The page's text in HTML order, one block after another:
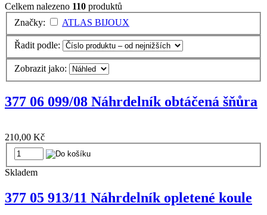
Celkem nalezeno 110 produktů
Značky:
ATLAS BIJOUX
Řadit podle:
Zobrazit jako:
377 06 099/08 Náhrdelník obtáčená šňůra
210,00 Kč
Skladem
377 05 913/11 Náhrdelník opletené koule